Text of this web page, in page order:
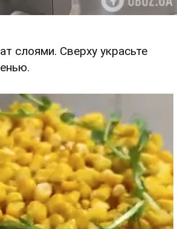
слоями. Сверху украсьте